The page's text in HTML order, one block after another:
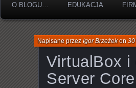
O BLOGU… EDUKACJA
VirtualBox i
Server Core
Napisane przezIgor Brzeżekon30